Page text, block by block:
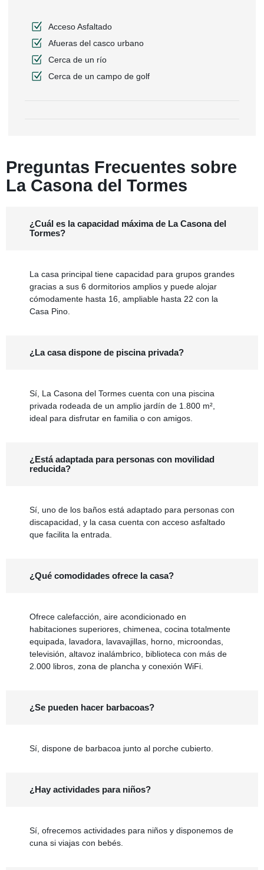
Acceso Asfaltado
Afueras del casco urbano
Cerca de un río
Cerca de un campo de golf
Preguntas Frecuentes sobre
La Casona del Tormes
¿Cuál es la capacidad máxima de La Casona del
Tormes?
La casa principal tiene capacidad para grupos grandes
gracias a sus 6 dormitorios amplios y puede alojar
cómodamente hasta 16, ampliable hasta 22 con la
Casa Pino.
¿La casa dispone de piscina privada?
Sí, La Casona del Tormes cuenta con una piscina
privada rodeada de un amplio jardín de 1.800 m²,
ideal para disfrutar en familia o con amigos.
¿Está adaptada para personas con movilidad
reducida?
Sí, uno de los baños está adaptado para personas con
discapacidad, y la casa cuenta con acceso asfaltado
que facilita la entrada.
¿Qué comodidades ofrece la casa?
Ofrece calefacción, aire acondicionado en
habitaciones superiores, chimenea, cocina totalmente
equipada, lavadora, lavavajillas, horno, microondas,
televisión, altavoz inalámbrico, biblioteca con más de
2.000 libros, zona de plancha y conexión WiFi.
¿Se pueden hacer barbacoas?
Sí, dispone de barbacoa junto al porche cubierto.
¿Hay actividades para niños?
Sí, ofrecemos actividades para niños y disponemos de
cuna si viajas con bebés.